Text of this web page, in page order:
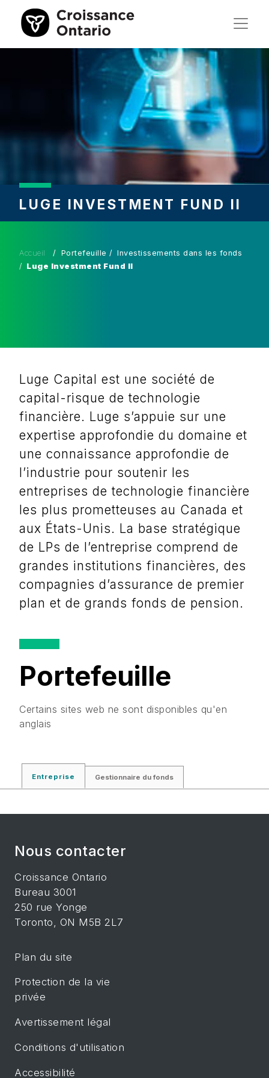
LUGE INVESTMENT FUND II
Accueil Portefeuille
Investissements dans les fonds
Luge Investment Fund II
Luge Capital est une société de
capital-risque de technologie
financière. Luge s’appuie sur une
expertise approfondie du domaine et
une connaissance approfondie de
l’industrie pour soutenir les
entreprises de technologie financière
les plus prometteuses au Canada et
aux États-Unis. La base stratégique
de LPs de l’entreprise comprend de
grandes institutions financières, des
compagnies d’assurance de premier
plan et de grands fonds de pension.
Portefeuille
Certains sites web ne sont disponibles qu'en
anglais
Entreprise Gestionnaire du fonds
Nous contacter
Croissance Ontario
Bureau 3001
250 rue Yonge
Toronto, ON M5B 2L7
Plan du site
Protection de la vie
privée
Avertissement légal
Conditions d'utilisation
Accessibilité